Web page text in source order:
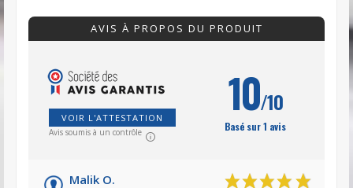
AVIS À PROPOS DU PRODUIT
VOIR L'ATTESTATION
Avis soumis à un contrôle
10/10
Basé sur 1 avis
Malik O.